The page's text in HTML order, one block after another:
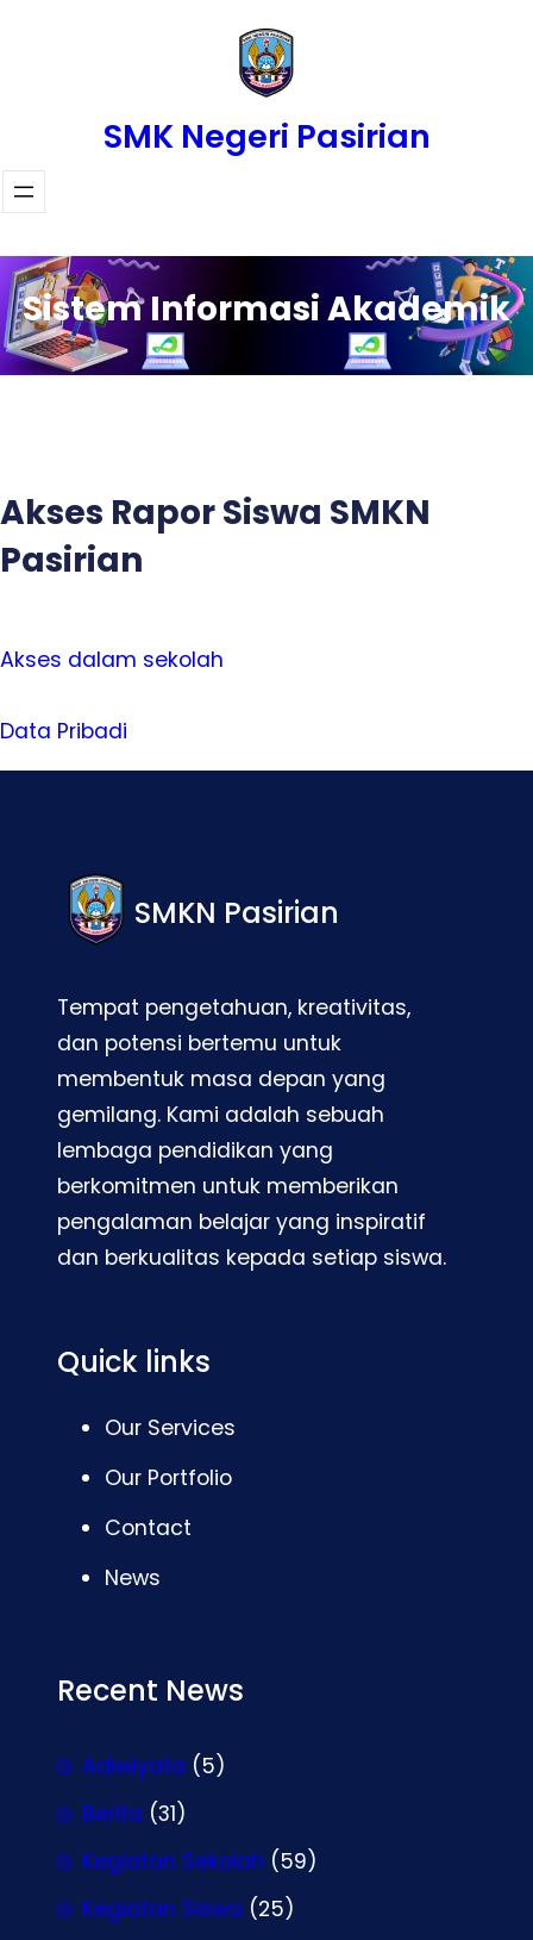
SMK Negeri Pasirian
Sistem Informasi Akademik
Akses Rapor Siswa SMKN
Pasirian
Akses dalam sekolah
Data Pribadi
SMKN Pasirian
Tempat pengetahuan, kreativitas,
dan potensi bertemu untuk
membentuk masa depan yang
gemilang. Kami adalah sebuah
lembaga pendidikan yang
berkomitmen untuk memberikan
pengalaman belajar yang inspiratif
dan berkualitas kepada setiap siswa.
Quick links
Our Services
Our Portfolio
Contact
News
Recent News
Adiwiyata (5)
Berita (31)
Kegiatan Sekolah (59)
Kegiatan Siswa (25)